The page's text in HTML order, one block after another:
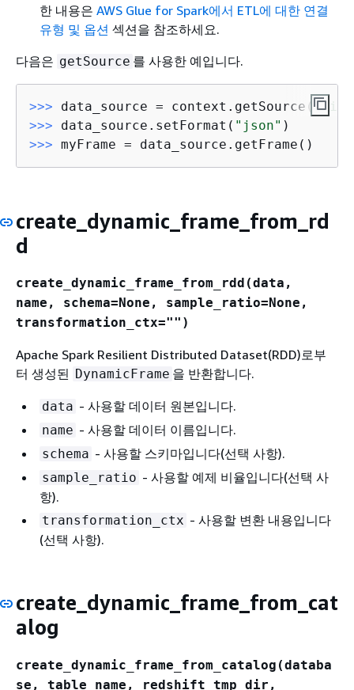
한 내용은 AWS Glue for Spark에서 ETL에 대한 연결
유형 및 옵션 섹션을 참조하세요.
다음은 getSource 를 사용한 예입니다.
>>> data_source = context.getSource(
>>> data_source.setFormat( "json"
>>>
create_dynamic_frame_from_rd
d
create_dynamic_frame_from_rdd(data,
name, schema=None, sample_ratio=None,
transformation_ctx="")
Apache Spark Resilient Distributed Dataset(RDD)로부
터 생성된 DynamicFrame 을 반환합니다.
data - 사용할 데이터 원본입니다.
name - 사용할 데이터 이름입니다.
schema - 사용할 스키마입니다(선택 사항).
sample_ratio - 사용할 예제 비율입니다(선택 사
항).
transformation_ctx - 사용할 변환 내용입니다
(선택 사항).
create_dynamic_frame_from_cat
alog
create_dynamic_frame_from_catalog(databa
se, table_name, redshift_tmp_dir,